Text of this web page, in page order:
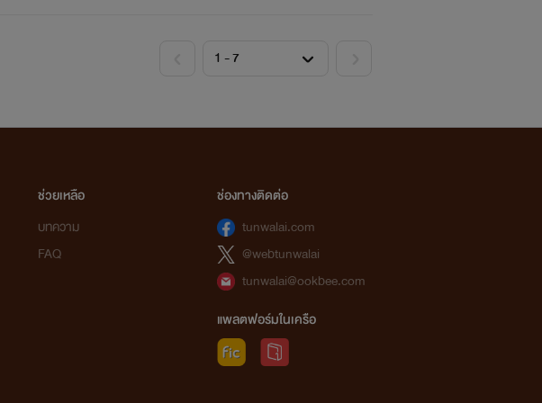
ช่วยเหลือ
บทความ
FAQ
ช่องทางติดต่อ
tunwalai.com
@webtunwalai
tunwalai@ookbee.com
แพลตฟอร์มในเครือ